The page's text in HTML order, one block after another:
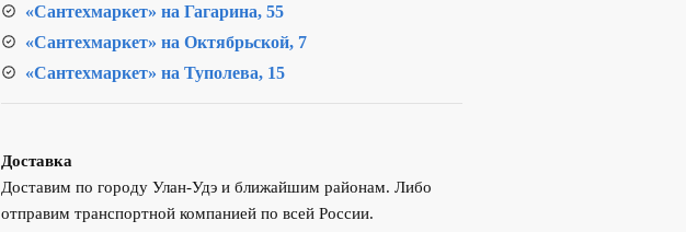
«Сантехмаркет» на Гагарина, 55
«Сантехмаркет» на Октябрьской, 7
«Сантехмаркет» на Туполева, 15
Доставка
Доставим по городу Улан-Удэ и ближайшим районам. Либо
отправим транспортной компанией по всей России.